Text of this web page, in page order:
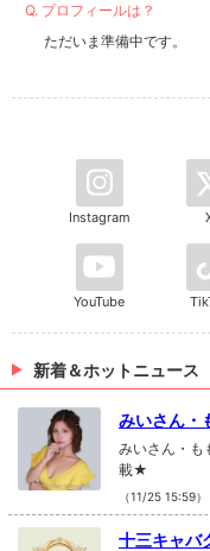
ださい。
Q. プロフィールは？
ただいま準備中です。
Instagram
YouTube
新着＆ホットニュース
みいさん・
新規掲載★
みいさん・も
載★
（11/25 15:59）
十三キャバ